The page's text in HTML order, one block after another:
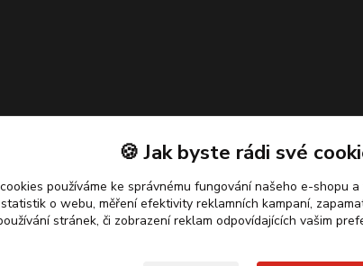
🍪 Jak byste rádi své
používáme ke správnému fungování našeho e-shopu
o webu, měření efektivity reklamních kampaní,
stránek, či zobrazení reklam odpovídajících vašim